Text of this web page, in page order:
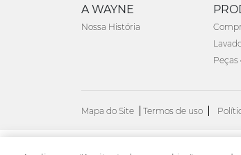
A WAYNE
Nossa História
Peças
Mapa do Site Termos de uso